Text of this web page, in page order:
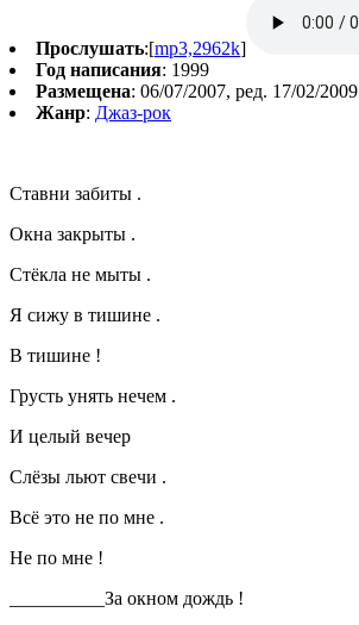
Прослушать:[mp3,2962k]
Год написания: 1999
Размещена: 06/07/2007, ред. 17/02/2009
Жанр: Джаз-рок
Ставни забиты .
Окна закрыты .
Стёкла не мыты .
Я сижу в тишине .
В тишине !
Грусть унять нечем .
И целый вечер
Слёзы льют свечи .
Всё это не по мне .
Не по мне !
__________За окном дождь !